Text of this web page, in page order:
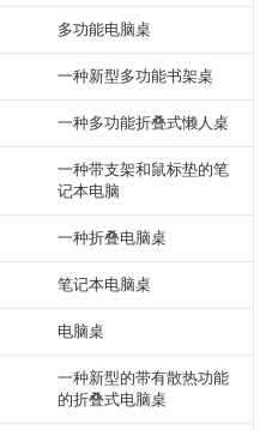
多功能电脑桌
一种新型多功能书架桌
一种多功能折叠式懒人桌
一种带支架和鼠标垫的笔
记本电脑
一种折叠电脑桌
笔记本电脑桌
电脑桌
一种新型的带有散热功能
的折叠式电脑桌